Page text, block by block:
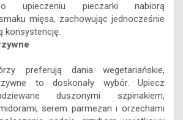
upieczeniu pieczarki nabiorą
mięsa, zachowując jednocześnie
konsystencję.
preferują dania wegetariańskie,
to doskonały wybór. Upiecz
duszonymi szpinakiem,
serem parmezan i orzechami